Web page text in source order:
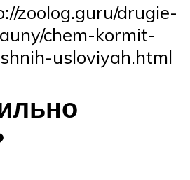
zoolog.guru/drugie-
chem-kormit-
usloviyah.html